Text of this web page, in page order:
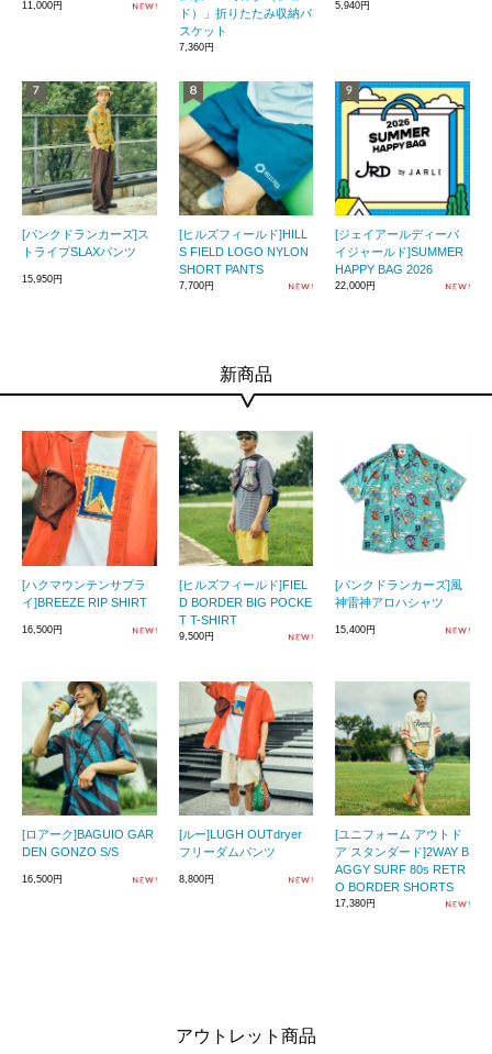
11,000円
ド）」折りたたみ収納バ
スケット
7,360円
5,940円
[パンクドランカーズ]ス
トライプSLAXパンツ
15,950円
[ヒルズフィールド]HILL
S FIELD LOGO NYLON
SHORT PANTS
7,700円
[ジェイアールディーバ
イジャールド]SUMMER
HAPPY BAG 2026
22,000円
新商品
[ハクマウンテンサプラ
イ]BREEZE RIP SHIRT
16,500円
[ヒルズフィールド]FIEL
D BORDER BIG POCKE
T T-SHIRT
9,500円
[パンクドランカーズ]風
神雷神アロハシャツ
15,400円
[ロアーク]BAGUIO GAR
DEN GONZO S/S
16,500円
[ルー]LUGH OUTdryer
フリーダムパンツ
8,800円
[ユニフォーム アウトド
ア スタンダード]2WAY B
AGGY SURF 80s RETR
O BORDER SHORTS
17,380円
アウトレット商品